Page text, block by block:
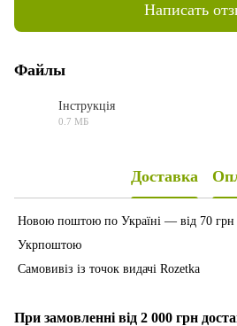
Написать
Файлы
Інструкція
0.7 МБ
Доставка
Новою поштою по Україні — від 70 грн
Укрпоштою
Самовивіз із точок видачі Rozetka
При замовленні від 2 000 грн